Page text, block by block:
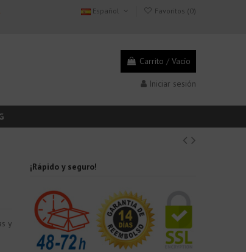
Español Favoritos (0)
Carrito / Vacío
Iniciar sesión
y
¡Rápido y seguro!